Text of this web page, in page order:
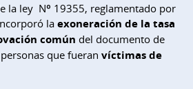
la ley Nº 19355, reglamentado por
la exoneración de la tasa
común del documento de
que fueran víctimas de